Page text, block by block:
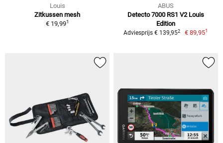
Louis
Zitkussen mesh
€ 19,991
ABUS
Detecto 7000 RS1 V2 Louis
Edition
Adviesprijs € 139,952 € 89,951